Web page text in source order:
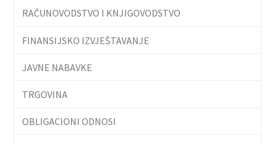
RAČUNOVODSTVO I KNJIGOVODSTVO
FINANSIJSKO IZVJEŠTAVANJE
JAVNE NABAVKE
TRGOVINA
OBLIGACIONI ODNOSI